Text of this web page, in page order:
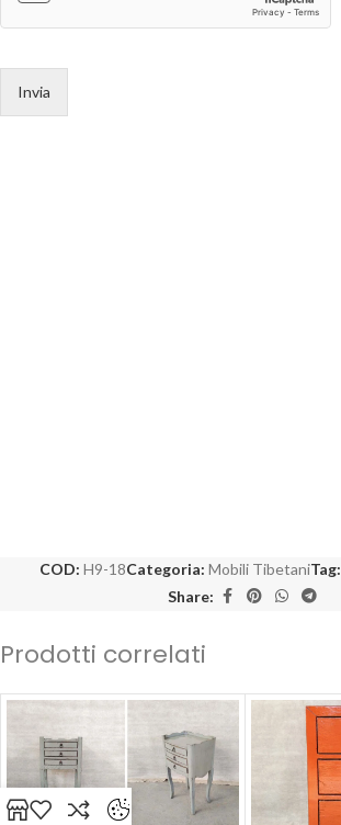
Invia
COD: H9-18Categoria: Mobili TibetaniTag:
Share:
Prodotti correlati